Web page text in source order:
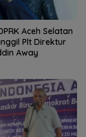
Aceh Selatan
Plt Direktur
Away